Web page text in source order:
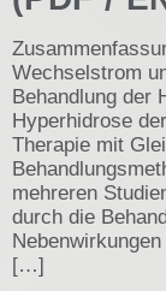
Wechselstrom
Behandlung der
Hyperhidrose
Therapie mit
mehreren
durch die
[…]